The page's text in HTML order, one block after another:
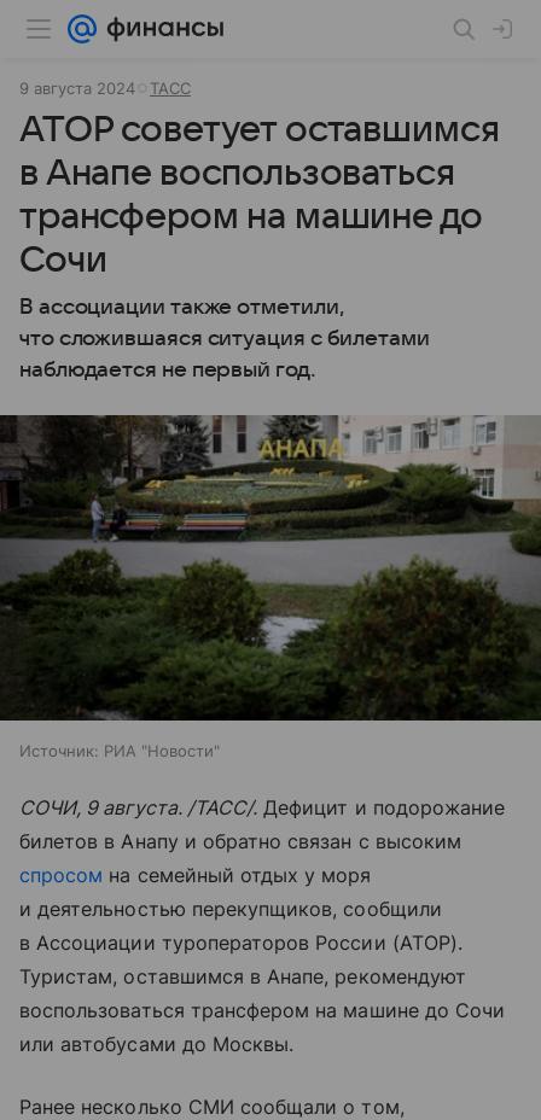
9 августа 2024 ТАСС
АТОР советует оставшимся
в Анапе воспользоваться
трансфером на машине до
Сочи
В ассоциации также отметили,
что сложившаяся ситуация с билетами
наблюдается не первый год.
Источник: РИА "Новости"
СОЧИ, 9 августа. /ТАСС/. Дефицит и подорожание
билетов в Анапу и обратно связан с высоким
спросом на семейный отдых у моря
и деятельностью перекупщиков, сообщили
в Ассоциации туроператоров России (АТОР).
Туристам, оставшимся в Анапе, рекомендуют
воспользоваться трансфером на машине до Сочи
или автобусами до Москвы.
Ранее несколько СМИ сообщали о том,